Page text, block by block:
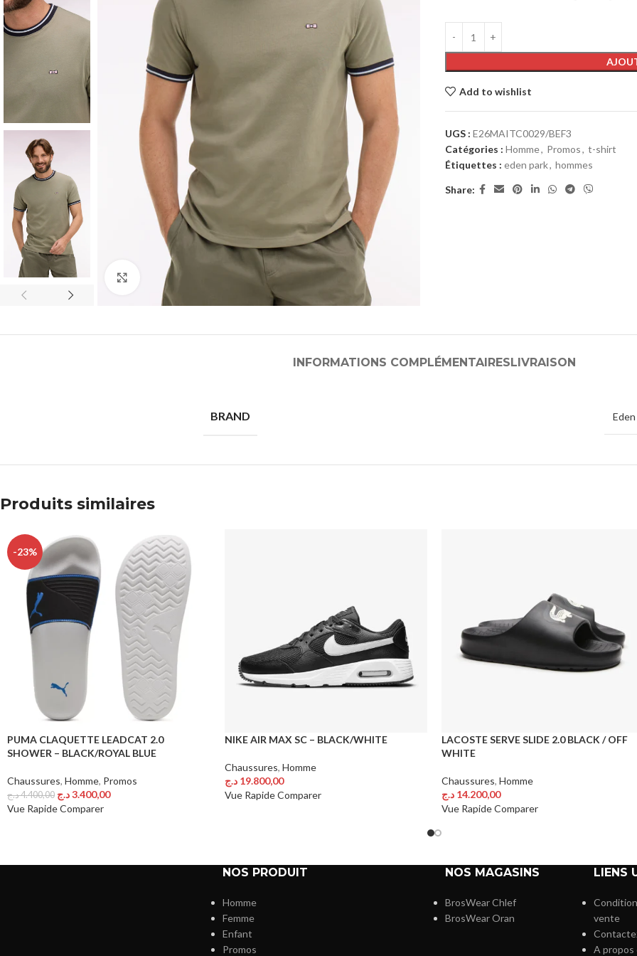
Click to enlarge
Add to wishlist
UGS : E26MAITC0029/BEF3
Catégories : Homme, Promos, t-shirt
Étiquettes : eden park, hommes
Share:
INFORMATIONS COMPLÉMENTAIRES LIVRAISON
BRAND
Produits similaires
-23%
PUMA CLAQUETTE LEADCAT 2.0
SHOWER – BLACK/ROYAL BLUE
Chaussures, Homme, Promos
4.400,00د.ج 3.400,00د.ج
Choix Des Options
Vue RapideComparer
NIKE AIR MAX SC – BLACK/WHITE
Chaussures, Homme
19.800,00 د.ج
Choix Des Options
Vue Rapide Comparer
LACOSTE SERVE SLIDE 2.0 BLACK / OFF
WHITE
Chaussures, Homme
14.200,00 د.ج
Choix Des Options
Vue RapideComparer
NOS PRODUIT
Homme
Femme
Enfant
Promos
NOS MAGASINS
BrosWear Chlef
BrosWear Oran
LIENS
vente
A propos